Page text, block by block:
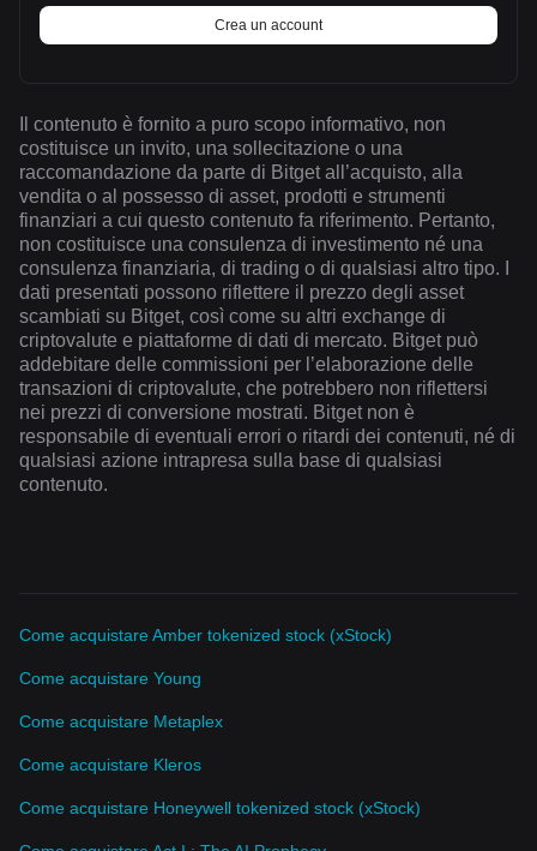
Crea un account
Il contenuto è fornito a puro scopo informativo, non
costituisce un invito, una sollecitazione o una
raccomandazione da parte di Bitget all’acquisto, alla
vendita o al possesso di asset, prodotti e strumenti
finanziari a cui questo contenuto fa riferimento. Pertanto,
non costituisce una consulenza di investimento né una
consulenza finanziaria, di trading o di qualsiasi altro tipo. I
dati presentati possono riflettere il prezzo degli asset
scambiati su Bitget, così come su altri exchange di
criptovalute e piattaforme di dati di mercato. Bitget può
addebitare delle commissioni per l’elaborazione delle
transazioni di criptovalute, che potrebbero non riflettersi
nei prezzi di conversione mostrati. Bitget non è
responsabile di eventuali errori o ritardi dei contenuti, né di
qualsiasi azione intrapresa sulla base di qualsiasi
contenuto.
Come acquistare Amber tokenized stock (xStock)
Come acquistare Young
Come acquistare Metaplex
Come acquistare Kleros
Come acquistare Honeywell tokenized stock (xStock)